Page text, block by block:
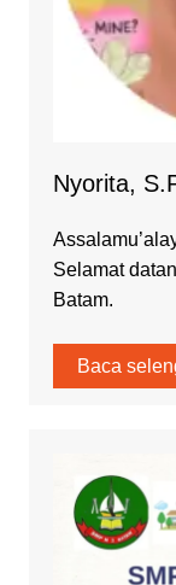
Nyorita,
Selamat
Batam.
Baca